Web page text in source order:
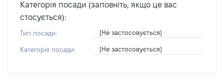
Категорія посади (заповніть, якщо це вас
стосується):
Тип посади: [Не застосовується]
Категорія посади: [Не застосовується]